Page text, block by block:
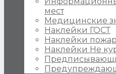
мест
Медицинские
Наклейки ГОСТ
Наклейки
Наклейки Не